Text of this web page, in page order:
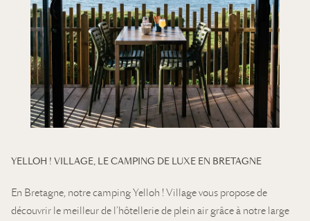
à diverses activités ludiques et / ou sportives, comme le kayak, le
paddle, etc. Celles-ci sont très populaires en Bretagne et
notamment dans la région de la Baie de Morlaix !
YELLOH ! VILLAGE, LE CAMPING DE LUXE EN BRETAGNE
En Bretagne, notre camping Yelloh ! Village vous propose de
découvrir le meilleur de l’hôtellerie de plein air grâce à notre large